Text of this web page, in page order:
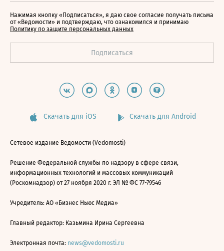
Нажимая кнопку «Подписаться», я даю свое согласие получать письма
от «Ведомости» и подтверждаю, что ознакомился и принимаю
Политику по защите персональных данных
Скачать для iOS Скачать для Android
Сетевое издание Ведомости (Vedomosti)
Решение Федеральной службы по надзору в сфере связи,
информационных технологий и массовых коммуникаций
(Роскомнадзор) от 27 ноября 2020 г. ЭЛ № ФС 77-79546
Учредитель: АО «Бизнес Ньюс Медиа»
Главный редактор: Казьмина Ирина Сергеевна
Электронная почта: news@vedomosti.ru